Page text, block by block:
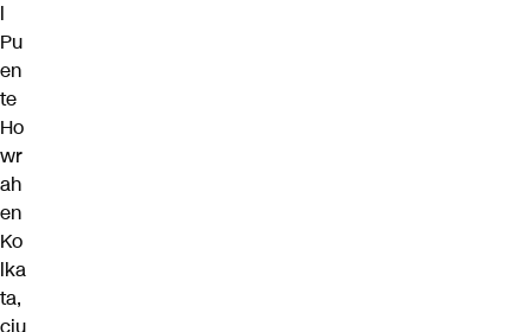
l
Pu
en
te
Ho
wr
ah
en
Ko
lka
ta,
ciu